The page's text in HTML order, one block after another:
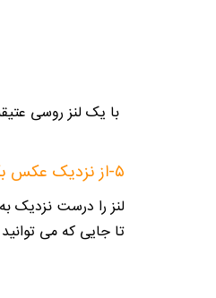
با یک لنز روسی
۵-از نزدیک عکس بگیرید
لنز را درست نزدیک
تا جایی که می